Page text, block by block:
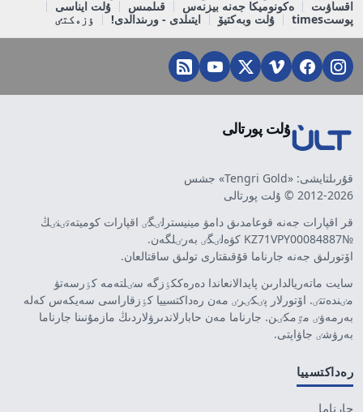
اقساۋىت
ەكونوميكا جەنە بيزنەس قىلمىس
ۇلت ايناسى
پوستtimes
ۇلت وبەكتيۆ ايتىلدى - ورىندالدى! ٶزەكتٸ
ۇلت پورتالى
قۇرىلتايشى: «Tengri Gold» جشس
2012-2026 © ۇلت پورتالى
قر اقپارات جەنە قوعامدىق دامۋ مينيسترلٸگٸ اقپارات كوميتەتٸنٸڭ
№KZ71VPY00084887 كۋەلٸگٸ بەرٸلگەن.
اۆتورلىق جەنە جارناما قۇقىقتارى تولىق ساقتالعان.
سايت ماتەريالدارىن پايدالانعاندا دەرەككٶزگە سٸلتەمە كٶرسەتۋ
مٸندەتتٸ. اۆتورلار پٸكٸرٸ مەن رەداكتسييا كٶزقاراسى سەيكەس كەلە
بەرمەۋٸ مٷمكٸن. جارناما مەن حابارلاندىرۋلاردىڭ مازمۇنىنا جارناما
بەرۋشٸ جاۋاپتى.
رەداكتسييا
جارناما